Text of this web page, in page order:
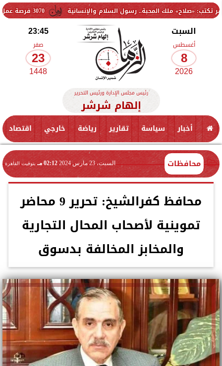
3070 فرصة عمل جديدة بالقطاع الخاص.. وظائف برواتب تصل إلى 9500 جنيه ملك المحبة.. رسول السلام والإنسانية
السبت
أغسطس
8
2026
23:45
صفر
23
1448
رئيس مجلس الإدارة ورئيس التحرير
إلهام شرشر
أخبار سياسة تقارير رياضة خارجي اقتصاد
محافظات السبت، 23 مارس 2024 02:12 مـ بتوقيت القاهرة
محافظ كفرالشيخ: تحرير 9 محاضر
تموينية لأصحاب المحال التجارية
والمخابز المخالفة بدسوق